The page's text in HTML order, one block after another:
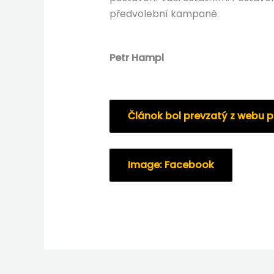
předvolební kampaně.
Petr Hampl
Článok bol prevzatý z webu
Image: Facebook